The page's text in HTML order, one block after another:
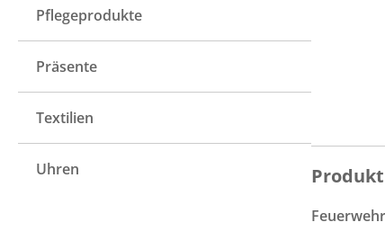
Pflegeprodukte
Präsente
Textilien
Uhren